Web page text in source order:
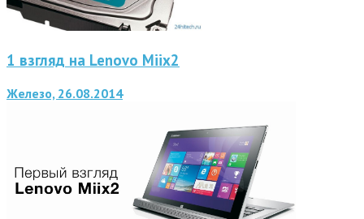
1 взгляд на Lenovo Miix2
Железо, 26.08.2014